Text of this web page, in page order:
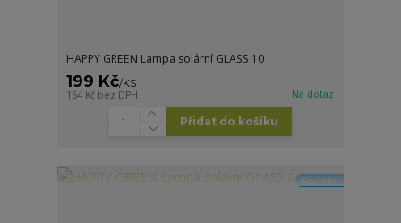
HAPPY GREEN Lampa solární GLASS 10
199 Kč/KS
164 Kč bez DPH Na dotaz
Přidat do košíku
Novinka